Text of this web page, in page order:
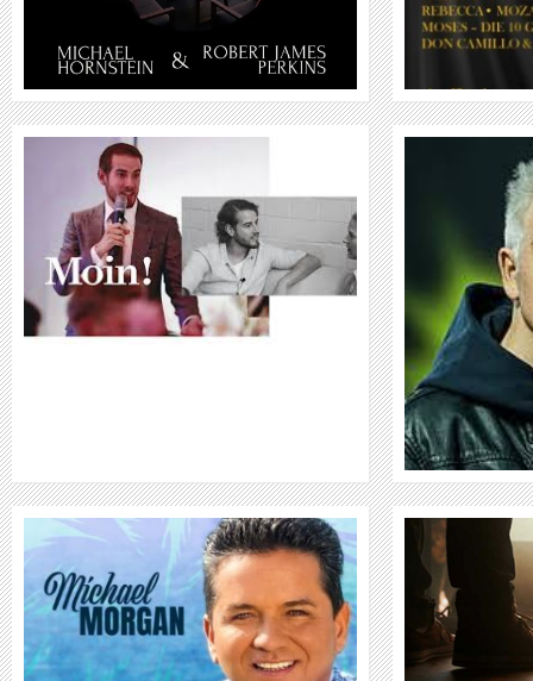
WEITER
MICHAEL MITTERMEIER
MICHAEL SCHENKER